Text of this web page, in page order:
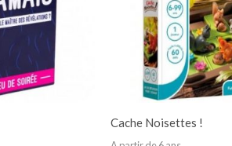
Cache Noisettes !